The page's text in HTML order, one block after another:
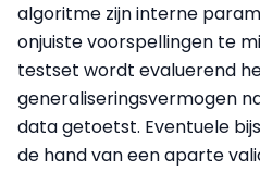
algoritme zijn interne
onjuiste voorspellingen te
testset wordt evaluerend
generaliseringsvermogen
data getoetst. Eventuele
de hand van een aparte